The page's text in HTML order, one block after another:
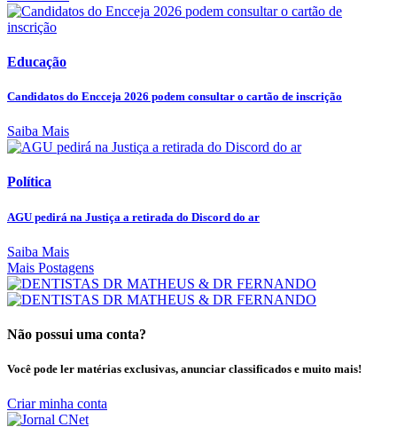
Educação
Candidatos do Encceja 2026 podem consultar o cartão de inscrição
Saiba Mais
Política
AGU pedirá na Justiça a retirada do Discord do ar
Saiba Mais
Mais Postagens
Não possui uma conta?
Você pode ler matérias exclusivas, anunciar classificados e muito mais!
Criar minha conta